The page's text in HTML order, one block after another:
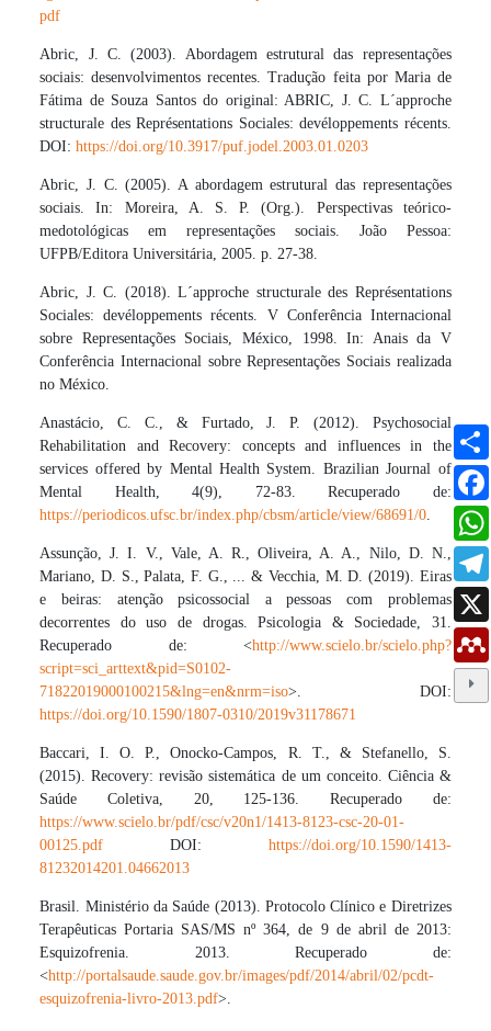
pdf
Abric, J. C. (2003). Abordagem estrutural das representações
sociais: desenvolvimentos recentes. Tradução feita por Maria de
Fátima de Souza Santos do original: ABRIC, J. C. L´approche
structurale des Représentations Sociales: devéloppements récents.
DOI:https://doi.org/10.3917/puf.jodel.2003.01.0203
Abric, J. C. (2005). A abordagem estrutural das representações
sociais. In: Moreira, A. S. P. (Org.). Perspectivas teórico-
medotológicas em representações sociais. João Pessoa:
UFPB/Editora Universitária, 2005. p. 27-38.
Abric, J. C. (2018). L´approche structurale des Représentations
Sociales: devéloppements récents. V Conferência Internacional
sobre Representações Sociais, México, 1998. In: Anais da V
Conferência Internacional sobre Representações Sociais realizada
no México.
Anastácio, C. C., & Furtado, J. P. (2012). Psychosocial
Rehabilitation and Recovery: concepts and influences in the
services offered by Mental Health System. Brazilian Journal of
Mental Health, 4(9), 72-83. Recuperado de:
https://periodicos.ufsc.br/index.php/cbsm/article/view/68691/0
Assunção, J. I. V., Vale, A. R., Oliveira, A. A., Nilo, D. N.,
Mariano, D. S., Palata, F. G., ... & Vecchia, M. D. (2019). Eiras
e beiras: atenção psicossocial a pessoas com problemas
decorrentes do uso de drogas. Psicologia & Sociedade, 31.
Recuperado de: <http://www.scielo.br/scielo.php?
script=sci_arttext&pid=S0102-
71822019000100215&lng=en&nrm=iso>. DOI:
https://doi.org/10.1590/1807-0310/2019v31178671
Baccari, I. O. P., Onocko-Campos, R. T., & Stefanello, S.
(2015). Recovery: revisão sistemática de um conceito. Ciência &
Saúde Coletiva, 20, 125-136. Recuperado de:
https://www.scielo.br/pdf/csc/v20n1/1413-8123-csc-20-01-
00125.pdf DOI: https://doi.org/10.1590/1413-
81232014201.04662013
Brasil. Ministério da Saúde (2013). Protocolo Clínico e Diretrizes
Terapêuticas Portaria SAS/MS nº 364, de 9 de abril de 2013:
Esquizofrenia. 2013. Recuperado de:
<http://portalsaude.saude.gov.br/images/pdf/2014/abril/02/pcdt-
esquizofrenia-livro-2013.pdf>.